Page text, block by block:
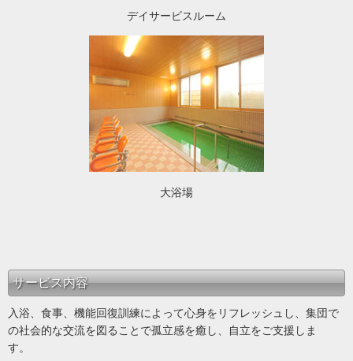
デイサービスルーム
大浴場
サービス内容
入浴、食事、機能回復訓練によって心身をリフレッシュし、集団で
の社会的な交流を図ることで孤立感を癒し、自立をご支援しま
す。